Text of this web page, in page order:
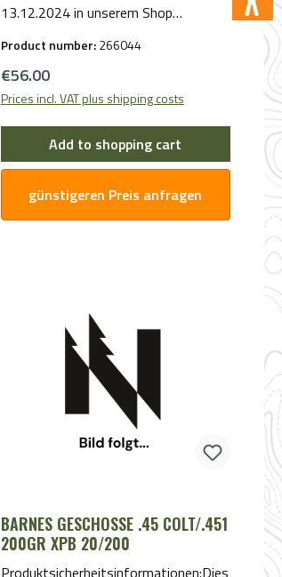
13.12.2024 in unserem Shop
Sicherheitsinformationen wenden Sie
sich bitte per E-Mail an uns.
Product number:266044
Regular price:
€56.00
Prices incl. VAT plus shipping costs
Add to shopping cart
günstigeren Preis anfragen
BARNES GESCHOSSE .45 COLT/.451
200GR XPB 20/200
Produktsicherheitsinformationen:Dies